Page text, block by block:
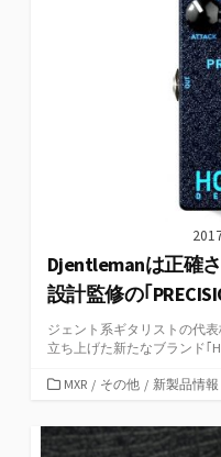
Djentlemanは正確
設計監修の｢
ジェント系ギタリストの代
立ち上げた新たなブランド｢
カ
ゴ
リ
MXR / その他 / 新製品情報